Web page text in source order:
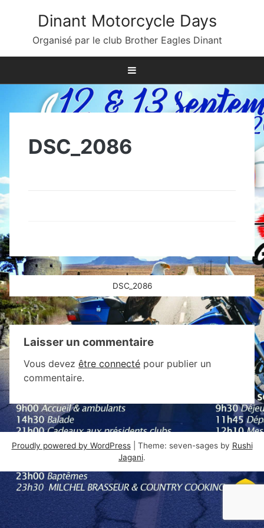
Dinant Motorcycle Days
Organisé par le club Brother Eagles Dinant
DSC_2086
Navigation
de
l’article
DSC_2086
Laisser un commentaire
Vous devez être connecté pour publier un
commentaire.
Proudly powered by WordPress Theme: seven-sages by Rushi
Jagani.